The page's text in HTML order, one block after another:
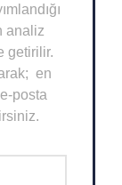
analiz
getirilir.
en
posta